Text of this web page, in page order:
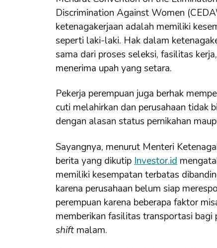
Discrimination Against Women
ketenagakerjaan adalah memiliki
seperti laki-laki. Hak dalam
sama dari proses seleksi, fasilitas
menerima upah yang setara.
Pekerja perempuan juga berhak
cuti melahirkan dan perusahaan tidak
dengan alasan status pernikahan
Sayangnya, menurut Menteri
berita yang dikutip Investor.id
memiliki kesempatan terbatas
karena perusahaan belum siap
perempuan karena beberapa faktor
memberikan fasilitas transportasi bagi
shift malam.